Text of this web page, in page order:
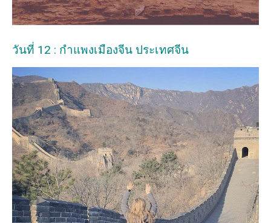
วันที่ 12 : กำแพงเมืองจีน ประเทศจีน